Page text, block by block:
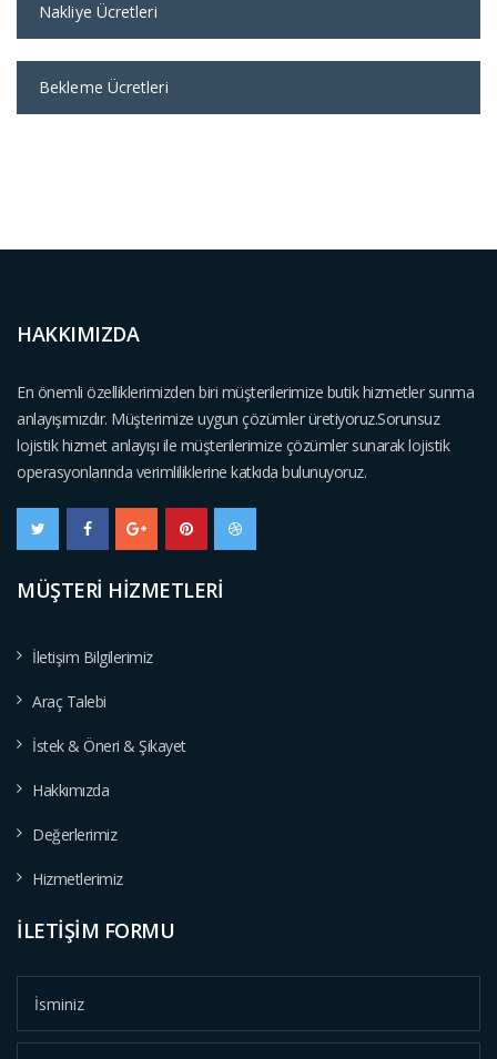
Nakliye Ücretleri
Bekleme Ücretleri
HAKKIMIZDA
En önemli özelliklerimizden biri müşterilerimize butik hizmetler sunma
anlayışımızdır. Müşterimize uygun çözümler üretiyoruz.Sorunsuz
lojistik hizmet anlayışı ile müşterilerimize çözümler sunarak lojistik
operasyonlarında verimliliklerine katkıda bulunuyoruz.
MÜŞTERİ HİZMETLERİ
İletişim Bilgilerimiz
Araç Talebi
İstek & Öneri & Şikayet
Hakkımızda
Değerlerimiz
Hizmetlerimiz
İLETİŞİM FORMU